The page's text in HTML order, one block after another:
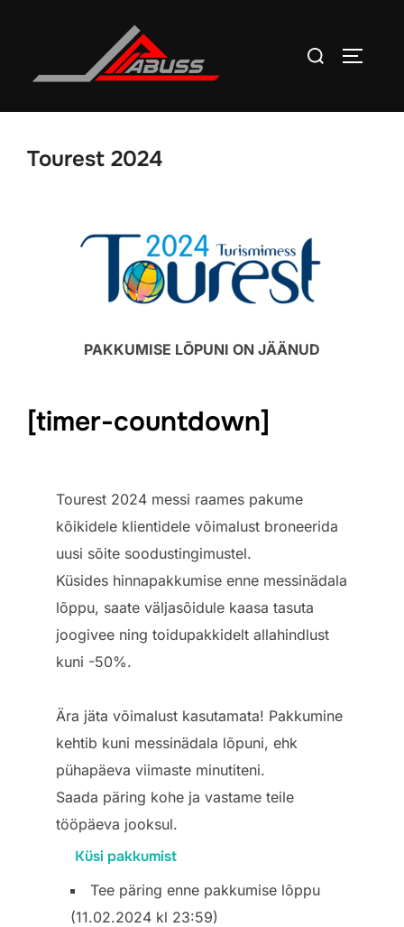
Search
Tourest 2024
PAKKUMISE LÕPUNI ON JÄÄNUD
[timer-countdown]
Tourest 2024 messi raames pakume
kõikidele klientidele võimalust broneerida
uusi sõite soodustingimustel.
Küsides hinnapakkumise enne messinädala
lõppu, saate väljasõidule kaasa tasuta
joogivee ning toidupakkidelt allahindlust
kuni -50%.
Ära jäta võimalust kasutamata! Pakkumine
kehtib kuni messinädala lõpuni, ehk
pühapäeva viimaste minutiteni.
Saada päring kohe ja vastame teile
tööpäeva jooksul.
Küsi pakkumist
Tee päring enne pakkumise lõppu
(11.02.2024 kl 23:59)